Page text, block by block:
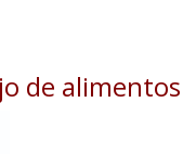
de alimentos